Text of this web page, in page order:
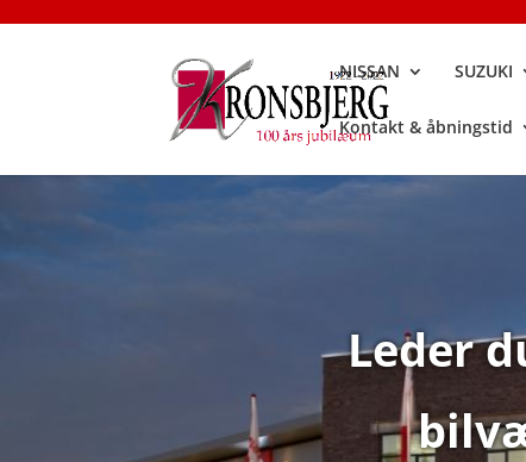
NISSAN SUZUKI
Kontakt & åbningstid
Leder